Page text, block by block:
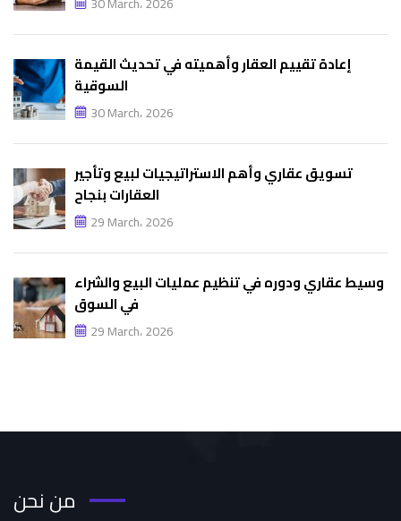
إعادة تقييم العقار وأهميته في تحديث القيمة
السوقية
30 March، 2026
تسويق عقاري وأهم الاستراتيجيات لبيع وتأجير
العقارات بنجاح
29 March، 2026
وسيط عقاري ودوره في تنظيم عمليات البيع والشراء
في السوق
29 March، 2026
من نحن